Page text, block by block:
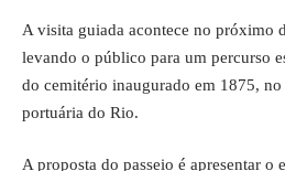
A visita guiada acontece no próximo
levando o público para um percurso
do cemitério inaugurado em 1875,
portuária do Rio.
A proposta do passeio é apresentar o